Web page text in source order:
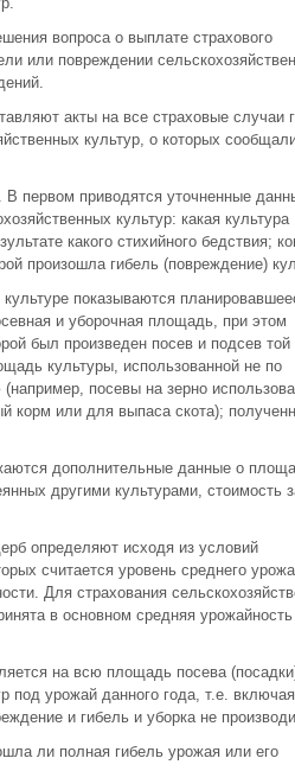
вопроса о выплате страхового
или повреждении
акты на все страховые случаи
культур, о которых
В первом приводятся уточненные
культур: какая культура
какого стихийного бедствия;
произошла гибель (повреждение)
показываются
и уборочная площадь, при этом
был произведен посев и подсев
культуры, использованной не по
посевы на зерно
корм или для выпаса скота);
дополнительные данные о
другими культурами, стоимость
определяют исходя из условий
считается уровень среднего
Для страхования
в основном средняя урожайность
на всю площадь посева
под урожай данного года, т.е.
и гибель и уборка не
ли полная гибель урожая или его